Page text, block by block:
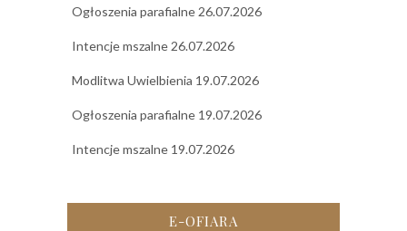
Ogłoszenia parafialne 26.07.2026
Intencje mszalne 26.07.2026
Modlitwa Uwielbienia 19.07.2026
Ogłoszenia parafialne 19.07.2026
Intencje mszalne 19.07.2026
E-OFIARA